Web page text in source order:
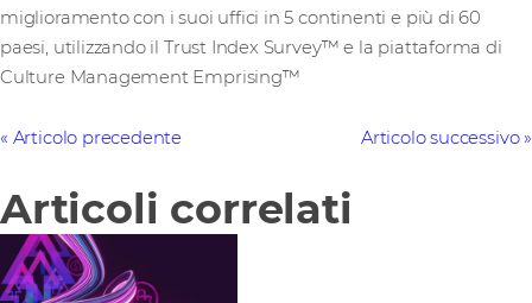
miglioramento con i suoi uffici in 5 continenti e più di 60
paesi, utilizzando il Trust Index Survey™ e la piattaforma di
Culture Management Emprising™
Articolo precedente Articolo successivo
Articoli correlati